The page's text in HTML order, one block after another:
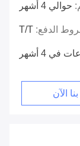
حوالي 4 أشهر
الدفع: T/T
الآن